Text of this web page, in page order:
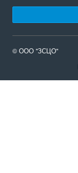
© ООО "ЗСЦО"